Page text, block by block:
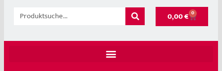
0,00€ 0